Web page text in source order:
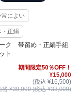
常によい
・正絹
ク 帯留め・正絹手組
ト
期間限定50％OFF！
¥15,000
(税込 ¥16,500)
格 ¥30,000 (税込 ¥33,000)